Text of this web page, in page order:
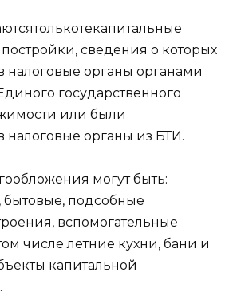
сведения о которых
налоговые органы органами
государственного
или были
налоговые органы из БТИ.
могут быть:
бытовые, подсобные
вспомогательные
числе летние кухни, бани и
капитальной